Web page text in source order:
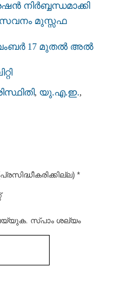
നിർബ്ബന്ധമാക്കി
സേവനം മുസ്സഫ
17 മുതല്‍ അല്‍
, യു.എ.ഇ.,
*
സ്പാം ശല്യം